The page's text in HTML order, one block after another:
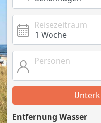
Reisezeitraum
Personen
Entfernung Wasser